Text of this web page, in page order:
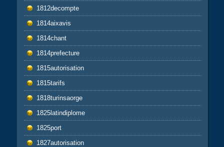
1812decompte
1814aixavis
1814chant
1814prefecture
1815autorisation
1815tarifs
1818turinsaorge
1825latindiplome
1825port
1827autorisation